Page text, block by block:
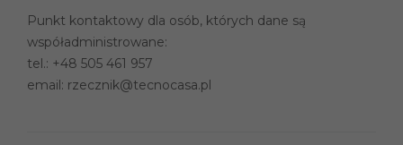
Punkt kontaktowy dla osób, których dane są
współadministrowane:
tel.: +48 505 461 957
email: rzecznik@tecnocasa.pl